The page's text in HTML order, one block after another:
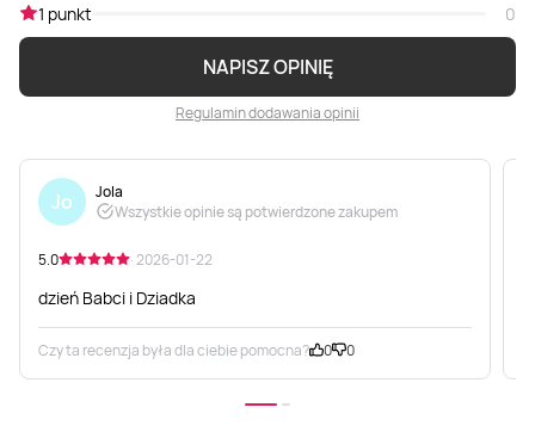
NAPISZ OPINIĘ
Regulamin dodawania opinii
1 punkt
0
Jo
Jola
Wszystkie opinie są potwierdzone zakupem
5.0 · 2026-01-22
dzień Babci i Dziadka
Czy ta recenzja była dla ciebie pomocna? 0 0